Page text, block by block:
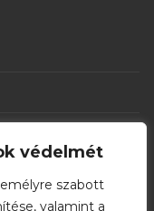
védelmét
szabott
valamint a